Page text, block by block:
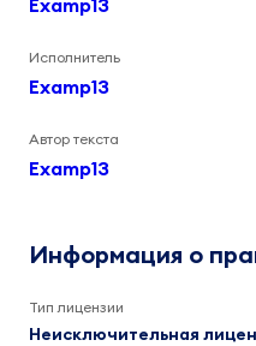
Examp13
Исполнитель
Examp13
Автор текста
Examp13
Информация о
Тип лицензии
Неисключительная